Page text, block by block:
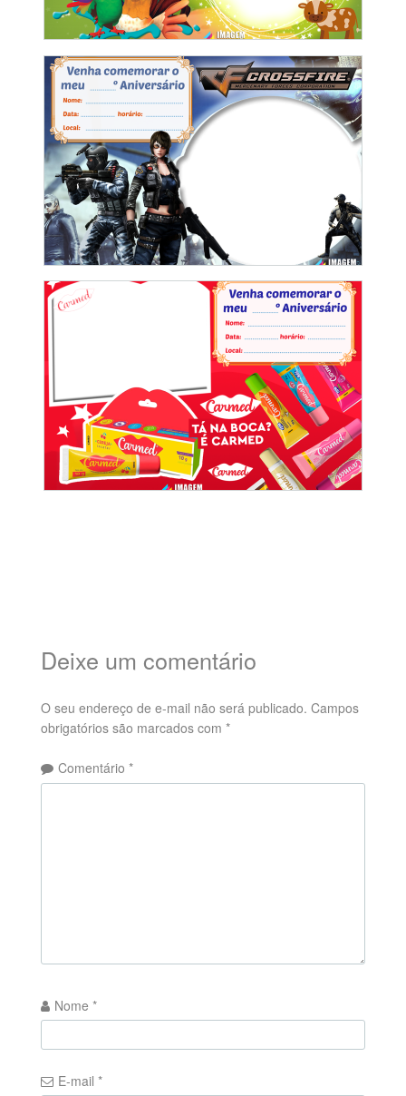
Deixe um comentário
O seu endereço de e-mail não será publicado. Campos
obrigatórios são marcados com *
Comentário *
Nome *
E-mail *